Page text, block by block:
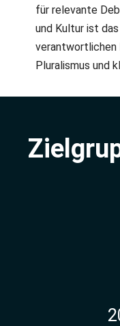
für relevante
und Kultur ist
verantwortlichen
Pluralismus und